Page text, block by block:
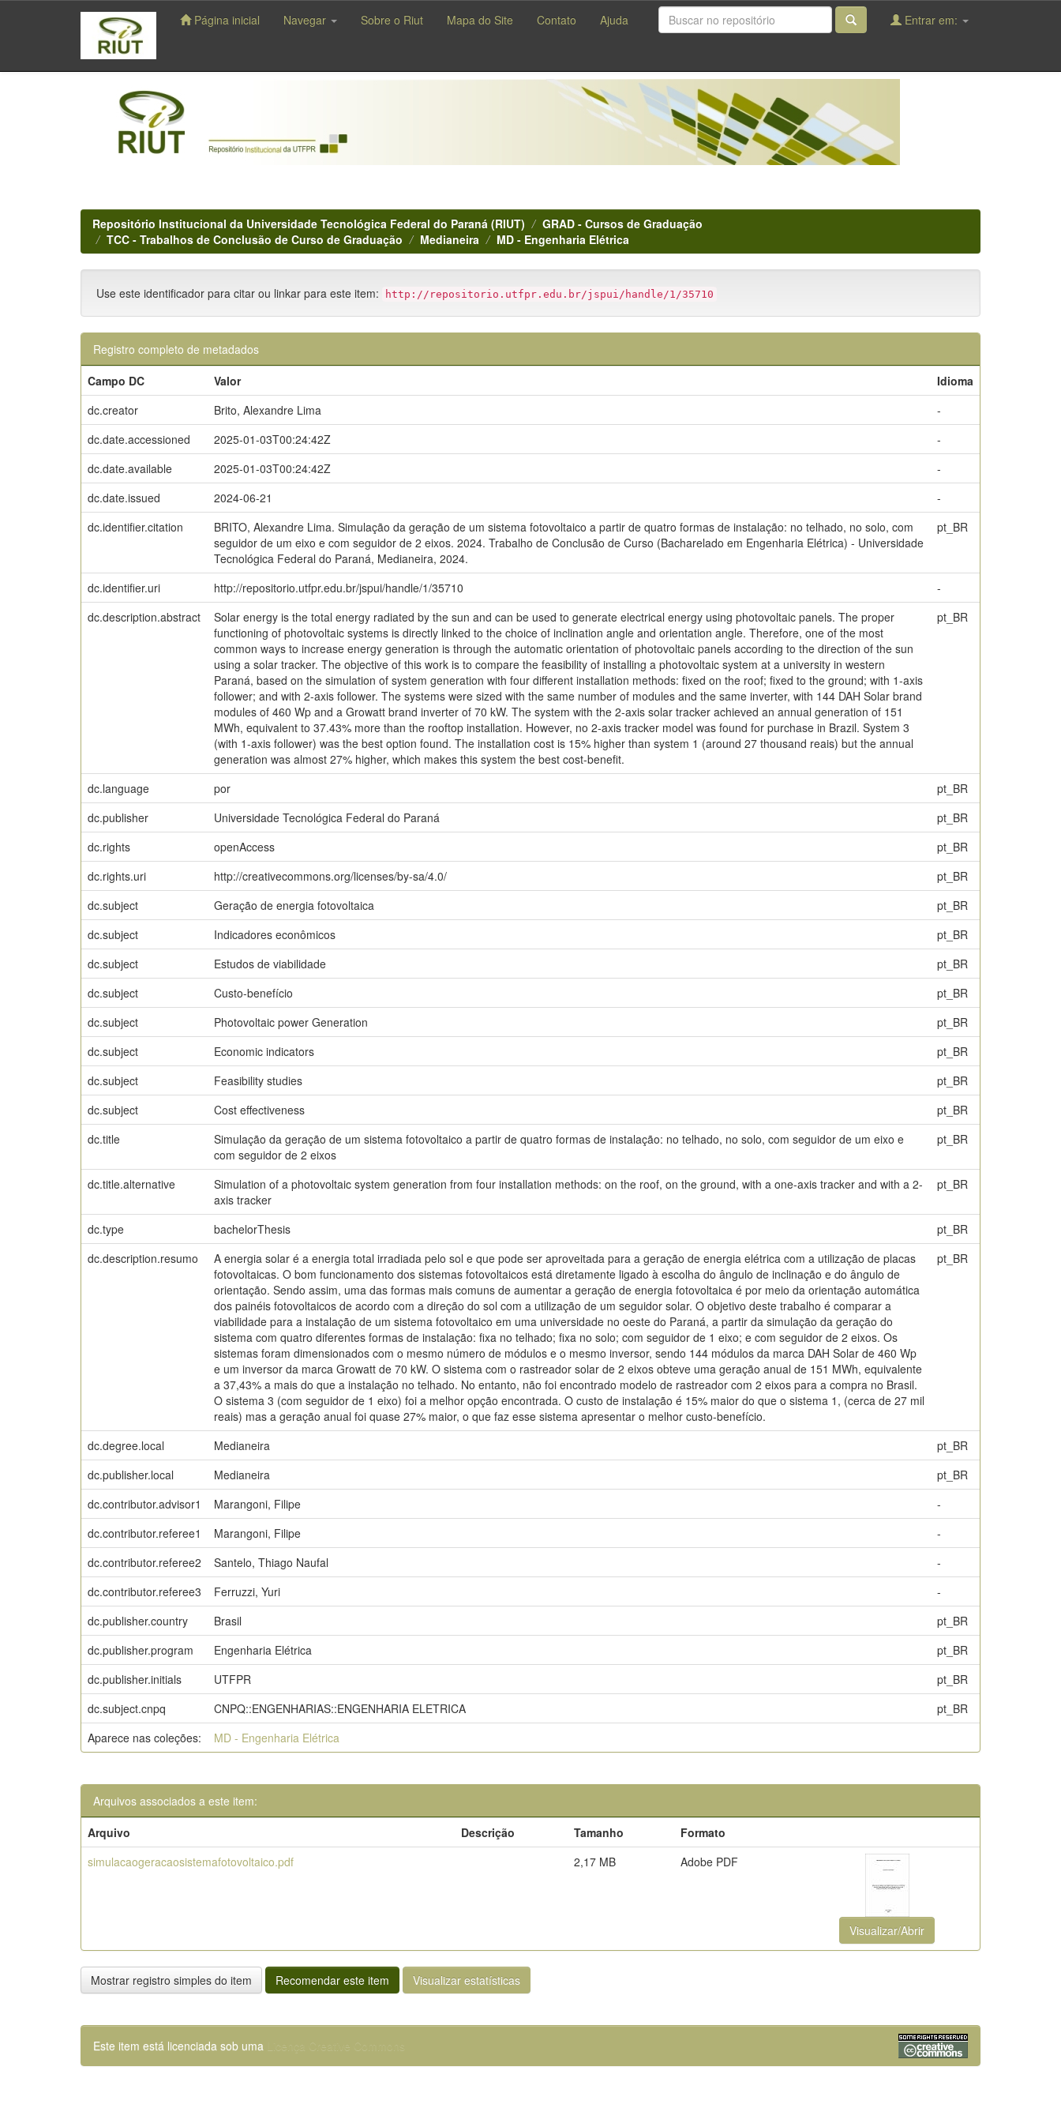
navigation
Página inicial Navegar Sobre o Riut Mapa do Site Contato Ajuda Entrar em:
Repositório Institucional da Universidade Tecnológica Federal do Paraná (RIUT)
GRAD - Cursos de Graduação
TCC - Trabalhos de Conclusão de Curso de Graduação
Medianeira MD - Engenharia Elétrica
Use este identificador para citar ou linkar para este item: http://repositorio.utfpr.edu.br/jspui/handle/1/35710
Registro completo de metadados
Campo DC
Valor
Idioma
dc.creator
Brito, Alexandre Lima
-
dc.date.accessioned
2025-01-03T00:24:42Z
-
dc.date.available
2025-01-03T00:24:42Z
-
dc.date.issued
2024-06-21
-
dc.identifier.citation
BRITO, Alexandre Lima. Simulação da geração de um sistema fotovoltaico a partir de quatro formas de instalação: no telhado, no solo, com
seguidor de um eixo e com seguidor de 2 eixos. 2024. Trabalho de Conclusão de Curso (Bacharelado em Engenharia Elétrica) - Universidade
Tecnológica Federal do Paraná, Medianeira, 2024.
pt_BR
dc.identifier.uri http://repositorio.utfpr.edu.br/jspui/handle/1/35710
-
dc.description.abstract
Solar energy is the total energy radiated by the sun and can be used to generate electrical energy using photovoltaic panels. The proper
functioning of photovoltaic systems is directly linked to the choice of inclination angle and orientation angle. Therefore, one of the most
common ways to increase energy generation is through the automatic orientation of photovoltaic panels according to the direction of the sun
using a solar tracker. The objective of this work is to compare the feasibility of installing a photovoltaic system at a university in western
Paraná, based on the simulation of system generation with four different installation methods: fixed on the roof; fixed to the ground; with 1-axis
follower; and with 2-axis follower. The systems were sized with the same number of modules and the same inverter, with 144 DAH Solar brand
modules of 460 Wp and a Growatt brand inverter of 70 kW. The system with the 2-axis solar tracker achieved an annual generation of 151
MWh, equivalent to 37.43% more than the rooftop installation. However, no 2-axis tracker model was found for purchase in Brazil. System 3
(with 1-axis follower) was the best option found. The installation cost is 15% higher than system 1 (around 27 thousand reais) but the annual
generation was almost 27% higher, which makes this system the best cost-benefit.
pt_BR
dc.language por
pt_BR
dc.publisher
Universidade Tecnológica Federal do Paraná
pt_BR
dc.rights
openAccess
pt_BR
dc.rights.uri
http://creativecommons.org/licenses/by-sa/4.0/
pt_BR
dc.subject
Geração de energia fotovoltaica
pt_BR
dc.subject
Indicadores econômicos
pt_BR
dc.subject
Estudos de viabilidade
pt_BR
dc.subject
Custo-benefício
pt_BR
dc.subject
Photovoltaic power Generation
pt_BR
dc.subject
Economic indicators
pt_BR
dc.subject
Feasibility studies
pt_BR
dc.subject
Cost effectiveness
pt_BR
dc.title
Simulação da geração de um sistema fotovoltaico a partir de quatro formas de instalação: no telhado, no solo, com seguidor de um eixo e
com seguidor de 2 eixos
pt_BR
dc.title.alternative
Simulation of a photovoltaic system generation from four installation methods: on the roof, on the ground, with a one-axis tracker and with a 2-
axis tracker
pt_BR
dc.type bachelorThesis
pt_BR
dc.description.resumo
A energia solar é a energia total irradiada pelo sol e que pode ser aproveitada para a geração de energia elétrica com a utilização de placas
fotovoltaicas. O bom funcionamento dos sistemas fotovoltaicos está diretamente ligado à escolha do ângulo de inclinação e do ângulo de
orientação. Sendo assim, uma das formas mais comuns de aumentar a geração de energia fotovoltaica é por meio da orientação automática
dos painéis fotovoltaicos de acordo com a direção do sol com a utilização de um seguidor solar. O objetivo deste trabalho é comparar a
viabilidade para a instalação de um sistema fotovoltaico em uma universidade no oeste do Paraná, a partir da simulação da geração do
sistema com quatro diferentes formas de instalação: fixa no telhado; fixa no solo; com seguidor de 1 eixo; e com seguidor de 2 eixos. Os
sistemas foram dimensionados com o mesmo número de módulos e o mesmo inversor, sendo 144 módulos da marca DAH Solar de 460 Wp
e um inversor da marca Growatt de 70 kW. O sistema com o rastreador solar de 2 eixos obteve uma geração anual de 151 MWh, equivalente
a 37,43% a mais do que a instalação no telhado. No entanto, não foi encontrado modelo de rastreador com 2 eixos para a compra no Brasil.
O sistema 3 (com seguidor de 1 eixo) foi a melhor opção encontrada. O custo de instalação é 15% maior do que o sistema 1, (cerca de 27 mil
reais) mas a geração anual foi quase 27% maior, o que faz esse sistema apresentar o melhor custo-benefício.
pt_BR
dc.degree.local Medianeira
pt_BR
dc.publisher.local
Medianeira
pt_BR
dc.contributor.advisor1
Marangoni, Filipe
-
dc.contributor.referee1
Marangoni, Filipe
-
dc.contributor.referee2
Santelo, Thiago Naufal
-
dc.contributor.referee3
Ferruzzi, Yuri
-
dc.publisher.country
Brasil
pt_BR
dc.publisher.program
Engenharia Elétrica
pt_BR
dc.publisher.initials
UTFPR
pt_BR
dc.subject.cnpq
CNPQ::ENGENHARIAS::ENGENHARIA ELETRICA
pt_BR
Aparece nas coleções:
MD - Engenharia Elétrica
Arquivos associados a este item:
Arquivo
Descrição Tamanho
Formato
simulacaogeracaosistemafotovoltaico.pdf
2,17 MB Adobe PDF
Visualizar/Abrir
Mostrar registro simples do item Recomendar este item Visualizar estatísticas
Este item está licenciada sob uma Licença Creative Commons